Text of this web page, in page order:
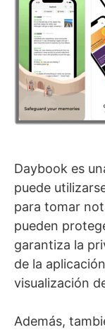
Daybook es
puede
para tomar
pueden
garantiza la
de la
visualización
Además,